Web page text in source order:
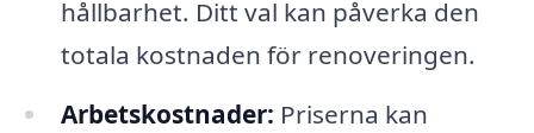
hållbarhet. Ditt val kan påverka den
totala kostnaden för renoveringen.
Arbetskostnader: Priserna kan